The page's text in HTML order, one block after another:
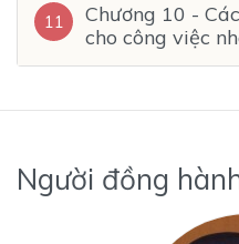
11
Chương 10 -
cho công việc
Người đồng